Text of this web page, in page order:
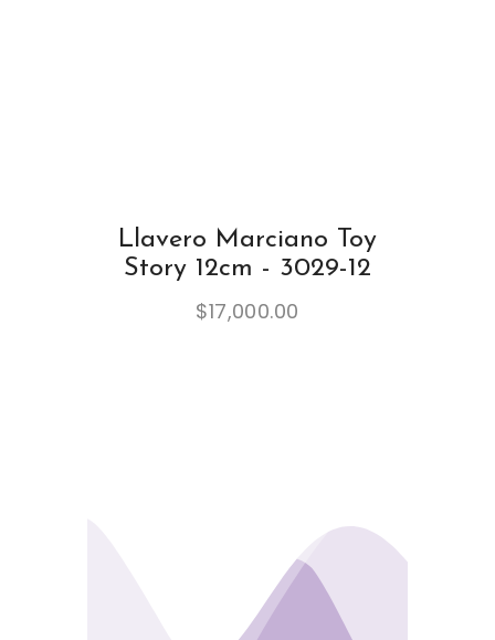
Llavero Marciano Toy
Story 12cm - 3029-12
$17,000.00